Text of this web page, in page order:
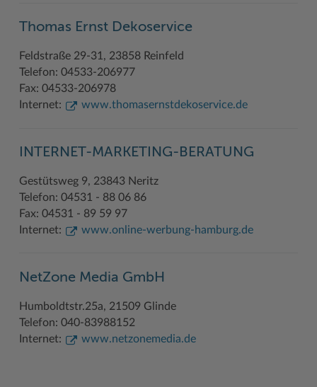
Kontakt / Öffnungszeiten
Lexikon
Publikationen
Wunsch-Kennzeichen ↗
Klimaanpassungskonzept
Newsletter
Pressemeldungen
Stellenangebote
Woche der Seelischen Gesundheit
Kreistag Sitzungskalender
Sonderbereiche
Stabsbereiche
Wahlen im Kreis
Zahlen, Daten, Fakten
Weiterbildung beim Kreis Stormarn
Stormarner Bündnis für bezahlbares Wohnen
Naturschutzgebiete
Lieblingsplätze in der Metropolregion
Termine und Veranstaltungen
Umlandscout Hamburg
Thomas Ernst Dekoservice
Feldstraße 29-31, 23858 Reinfeld
Telefon: 04533-206977
Fax: 04533-206978
Internet:
www.thomasernstdekoservice.de
INTERNET-MARKETING-BERATUNG
Gestütsweg 9, 23843 Neritz
Telefon: 04531 - 88 06 86
Fax: 04531 - 89 59 97
Internet:
www.online-werbung-hamburg.de
NetZone Media GmbH
Humboldtstr.25a, 21509 Glinde
Telefon: 040-83988152
Internet:
www.netzonemedia.de